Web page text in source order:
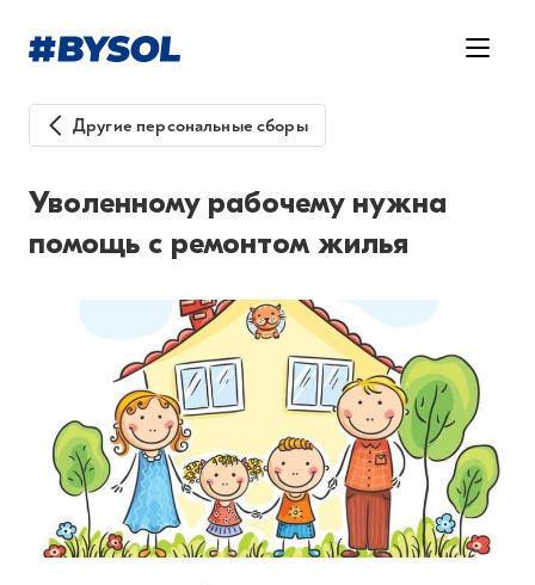
Другие персональные сборы
Уволенному рабочему нужна
помощь с ремонтом жилья